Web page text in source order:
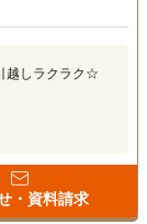
越しラクラク☆
・資料請求